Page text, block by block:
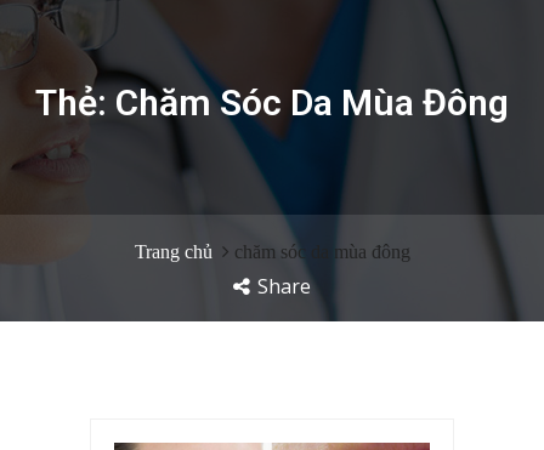
Thẻ: Chăm Sóc Da Mùa Đông
Trang chủ chăm sóc da mùa đông
Share